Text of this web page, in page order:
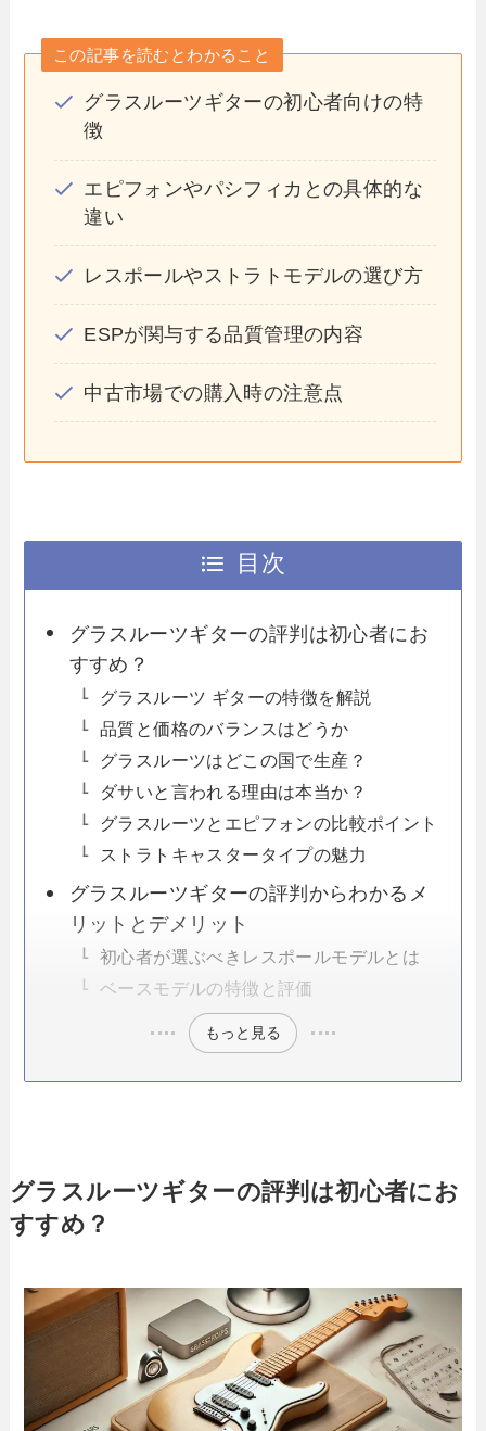
この記事を読むとわかること
グラスルーツギターの初心者向けの特
徴
エピフォンやパシフィカとの具体的な
違い
レスポールやストラトモデルの選び方
ESPが関与する品質管理の内容
中古市場での購入時の注意点
目次
グラスルーツギターの評判は初心者にお
すすめ？
グラスルーツ ギターの特徴を解説
品質と価格のバランスはどうか
グラスルーツはどこの国で生産？
ダサいと言われる理由は本当か？
グラスルーツとエピフォンの比較ポイント
ストラトキャスタータイプの魅力
グラスルーツギターの評判からわかるメ
リットとデメリット
初心者が選ぶべきレスポールモデルとは
ベースモデルの特徴と評価
もっと見る
グラスルーツギターの評判は初心者にお
すすめ？